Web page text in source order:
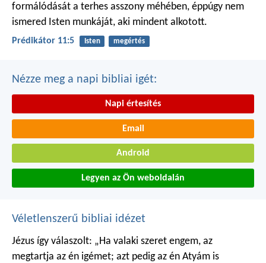
formálódását a terhes asszony méhében, éppúgy nem
ismered Isten munkáját, aki mindent alkotott.
Prédikátor 11:5 Isten megértés
Nézze meg a napi bibliai igét:
Napi értesítés
Email
Android
Legyen az Ön weboldalán
Véletlenszerű bibliai idézet
Jézus így válaszolt: „Ha valaki szeret engem, az
megtartja az én igémet; azt pedig az én Atyám is